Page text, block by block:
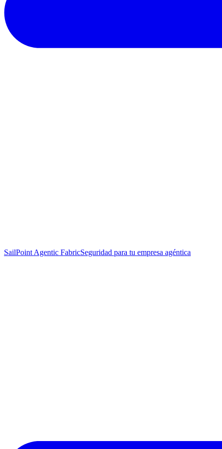
SailPoint Agentic FabricSeguridad para tu empresa agéntica